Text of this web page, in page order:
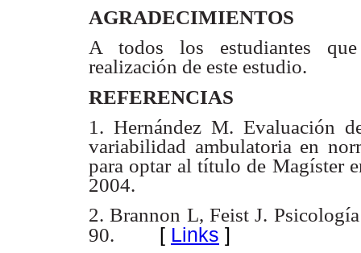
AGRADECIMIENTOS
A todos los estudiantes que
realización de este estudio.
REFERENCIAS
1. Hernández M. Evaluación
variabilidad ambulatoria en
para optar al título de Magíster
2004.
2. Brannon L, Feist J.
90. [ Links ]